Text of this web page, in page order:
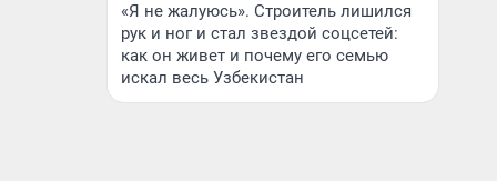
«Я не жалуюсь». Строитель лишился
рук и ног и стал звездой соцсетей:
как он живет и почему его семью
искал весь Узбекистан